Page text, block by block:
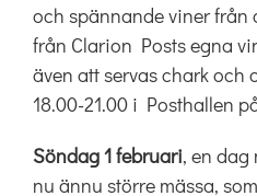
och spännande viner från
från Clarion Posts egna
även att servas chark
18.00-21.00 i Posthallen
Söndag 1 februari, en dag
nu ännu större mässa,